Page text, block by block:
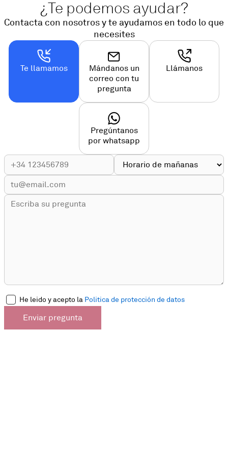
¿Te podemos ayudar?
Contacta con nosotros y te ayudamos en todo lo que
necesites
Te llamamos
Mándanos un
correo con tu
pregunta
Llámanos
Pregúntanos
por whatsapp
He leido y acepto la Politica de protección de datos
Enviar pregunta